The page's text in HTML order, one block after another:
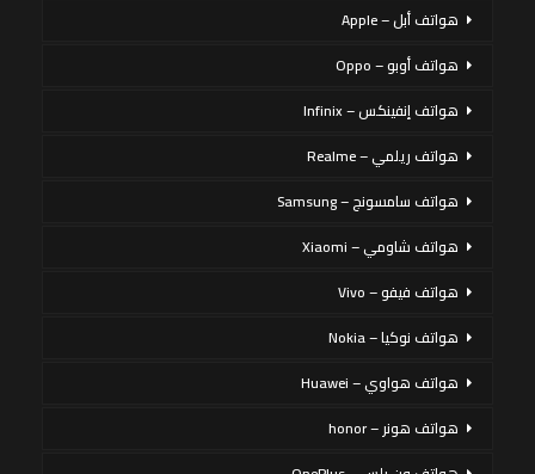
هواتف أبل – Apple
هواتف أوبو – Oppo
هواتف إنفينكس – Infinix
هواتف ريلمي – Realme
هواتف سامسونج – Samsung
هواتف شاومي – Xiaomi
هواتف فيفو – Vivo
هواتف نوكيا – Nokia
هواتف هواوي – Huawei
هواتف هونر – honor